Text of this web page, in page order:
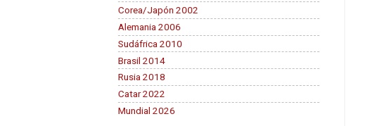
Corea/Japón 2002
Alemania 2006
Sudáfrica 2010
Brasil 2014
Rusia 2018
Catar 2022
Mundial 2026